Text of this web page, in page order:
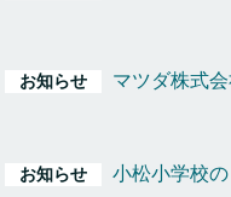
お知らせ マツダ株式
お知らせ 小松小学校